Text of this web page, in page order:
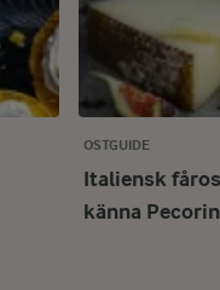
OSTGUIDE
Italiensk
känna